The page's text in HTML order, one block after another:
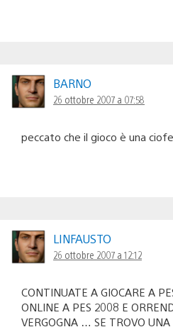
BARNO
26 ottobre 2007 a 07:58
peccato che il gioco è una
LINFAUSTO
26 ottobre 2007 a 12:12
CONTINUATE A GIOCARE A
ONLINE A PES 2008 E
VERGOGNA … SE TROVO UNA